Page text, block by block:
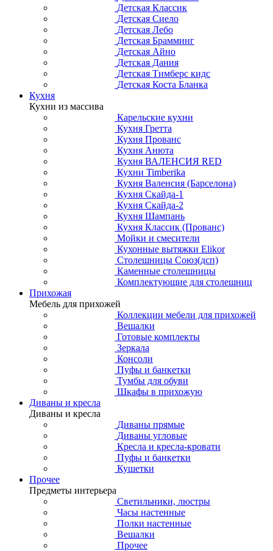
Детская Классик
Детская Сиело
Детская Лебо
Детская Брамминг
Детская Айно
Детская Дания
Детская Тимберс кидс
Детская Коста Бланка
Кухня
Кухни из массива
Карельские кухни
Кухня Гретта
Кухня Прованс
Кухня Анюта
Кухня ВАЛЕНСИЯ RED
Кухни Timberika
Кухня Валенсия (Барселона)
Кухня Скайда-1
Кухня Скайда-2
Кухня Шампань
Кухня Классик (Прованс)
Мойки и смесители
Кухонные вытяжки Elikor
Столешницы Союз(дсп)
Каменные столешницы
Комплектующие для столешниц
Прихожая
Мебель для прихожей
Коллекции мебели для прихожей
Вешалки
Готовые комплекты
Зеркала
Консоли
Пуфы и банкетки
Тумбы для обуви
Шкафы в прихожую
Диваны и кресла
Диваны и кресла
Диваны прямые
Диваны угловые
Кресла и кресла-кровати
Пуфы и банкетки
Кушетки
Прочее
Предметы интерьера
Светильники, люстры
Часы настенные
Полки настенные
Вешалки
Прочее